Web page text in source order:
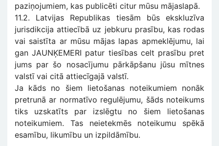
paziņojumiem, kas publicēti citur mūsu mājaslapā.
11.2. Latvijas Republikas tiesām būs ekskluzīva
jurisdikcija attiecībā uz jebkuru prasību, kas rodas
vai saistīta ar mūsu mājas lapas apmeklējumu, lai
gan JAUNĶEMERI patur tiesības celt prasību pret
jums par šo nosacījumu pārkāpšanu jūsu mītnes
valstī vai citā attiecīgajā valstī.
Ja kāds no šiem lietošanas noteikumiem nonāk
pretrunā ar normatīvo regulējumu, šāds noteikums
tiks uzskatīts par izslēgtu no šiem lietošanas
noteikumiem. Tas neietekmēs noteikumu spēkā
esamību, likumību un izpildāmību.